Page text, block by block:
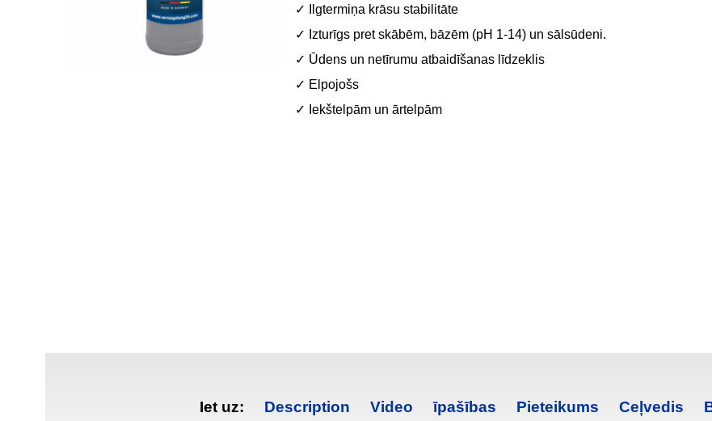
✓ Ilgtermiņa krāsu stabilitāte
✓ Izturīgs pret skābēm, bāzēm (pH 1-14) un sālsūdeni.
✓ Ūdens un netīrumu atbaidīšanas līdzeklis
✓ Elpojošs
✓ Iekštelpām un ārtelpām
Iet uz: Description Video īpašības Pieteikums Ceļvedis